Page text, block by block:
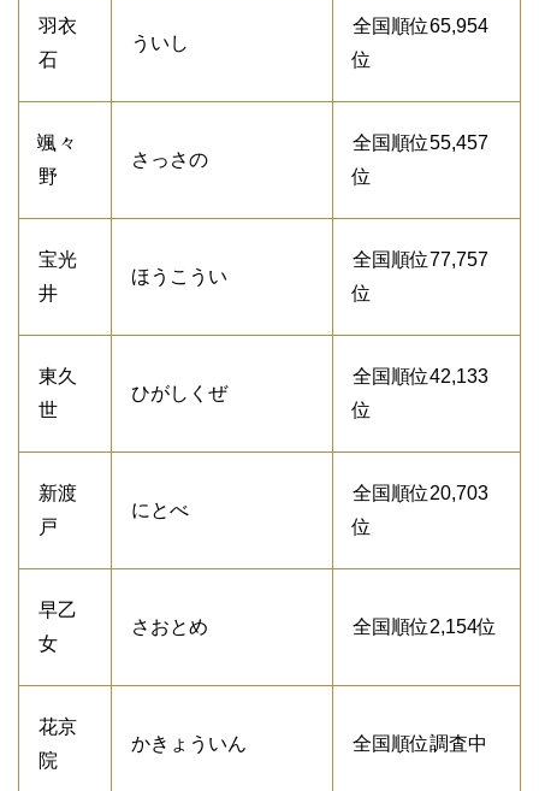
羽衣
石
ういし
全国順位65,954
位
颯々
野
さっさの
全国順位55,457
位
宝光
井
ほうこうい
全国順位77,757
位
東久
世
ひがしくぜ
全国順位42,133
位
新渡
戸
にとべ
全国順位20,703
位
早乙
女
さおとめ 全国順位2,154位
花京
院
かきょういん 全国順位調査中